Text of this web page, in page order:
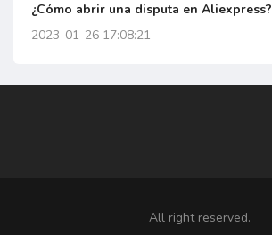
¿Cómo abrir una disputa en Aliexpress?
2023-01-26 17:08:21
All right reserved.